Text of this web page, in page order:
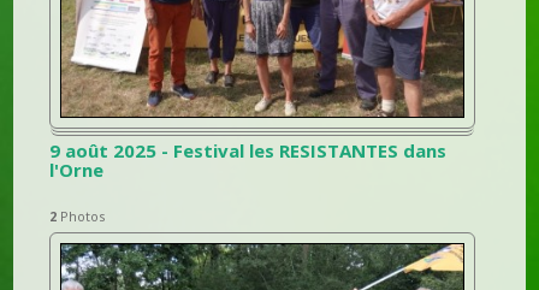
9 août 2025 - Festival les RESISTANTES dans
l'Orne
2 Photos